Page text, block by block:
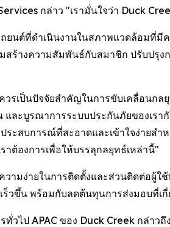
กล่าว "เรามั่นใจว่า Duck
ยนต์ที่ดำเนินงานในสภาพแวดล้อมที่มี
สร้างความสัมพันธ์กับสมาชิก ปรับปรุ
วรเป็นปัจจัยสำคัญในการขับเคลื่อนก
และบูรณาการระบบประกันภัยของเร
ระสบการณ์ที่สะอาดและเข้าใจง่ายส
ต้องการเพื่อให้บรรลุกลยุทธ์เหล่านี้"
วามง่ายในการติดตั้งและส่วนติดต่อผู้
วขึ้น พร้อมกับลดต้นทุนการส่งมอบที่เกี่
ทั่วไป APAC ของ Duck Creek กล่า